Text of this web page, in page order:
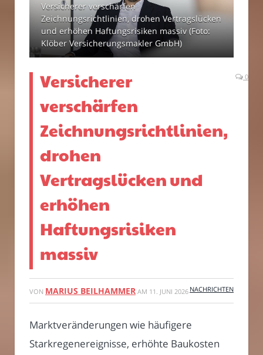
Versicherer verschärfen
Zeichnungsrichtlinien, drohen Vertragslücken
und erhöhen Haftungsrisiken massiv (Foto:
Klöber Versicherungsmakler GmbH)
Versicherer
verschärfen
Zeichnungsrichtlinien,
drohen
Vertragslücken und
erhöhen
Haftungsrisiken
massiv
0
VON MARIUS BEILHAMMER AM 11. JUNI 2026 NACHRICHTEN
Marktveränderungen wie häufigere
Starkregenereignisse, erhöhte Baukosten